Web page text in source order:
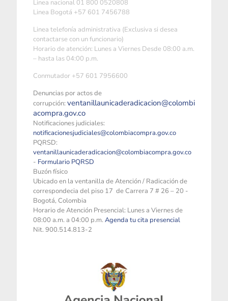
Linea nacional 01 800 0520808
Linea Bogotá +57 601 7456788
Linea telefonía administrativa (Exclusiva si desea
contactarse con un funcionario)
Horario de atención: Lunes a Viernes Desde 08:00 a.m.
– hasta las 04:00 p.m.
Conmutador +57 601 7956600
Denuncias por actos de
corrupción: ventanillaunicaderadicacion@colombi
acompra.gov.co
Notificaciones judiciales:
notificacionesjudiciales@colombiacompra.gov.co
PQRSD:
ventanillaunicaderadicacion@colombiacompra.gov.co
- Formulario PQRSD
Buzón físico
Ubicado en la ventanilla de Atención / Radicación de
correspondecia del piso 17 de Carrera 7 # 26 – 20 -
Bogotá, Colombia
Horario de Atención Presencial: Lunes a Viernes de
08:00 a.m. a 04:00 p.m. Agenda tu cita presencial
Nit. 900.514.813-2